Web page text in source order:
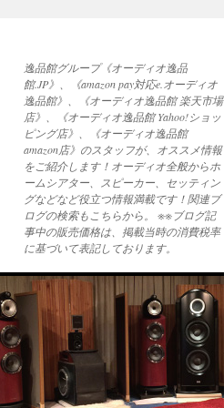
逸品館グループ《オーディオ逸品
館.JP》、《amazon pay対応e.オーディオ
逸品館》、《オーディオ逸品館 楽天市場
店》、《オーディオ逸品館 Yahoo!ショッ
ピング店》、《オーディオ逸品館
amazon店》のスタッフが、オススメ情報
をご紹介します！オーディオ全般からホ
ームシアター、スピーカー、セッティン
グなどなど役立つ情報満載です！関連ブ
ログの検索もこちらから。 ※※ブログ記
事中の販売価格は、掲載当時の消費税率
に基づいて表記しております。